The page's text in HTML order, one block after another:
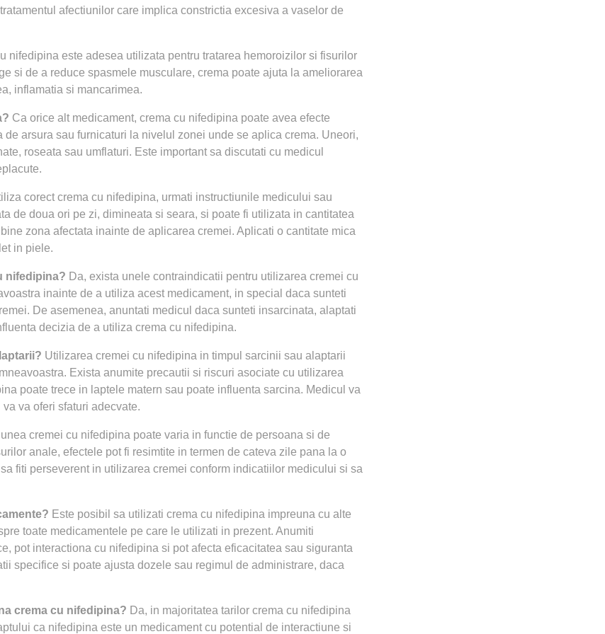
afectiunilor care implica constrictia excesiva a vaselor de
nifedipina este adesea utilizata pentru tratarea hemoroizilor si fisurilor
si de a reduce spasmele musculare, crema poate ajuta la ameliorarea
inflamatia si mancarimea.
Ca orice alt medicament, crema cu nifedipina poate avea efecte
arsura sau furnicaturi la nivelul zonei unde se aplica crema. Uneori,
roseata sau umflaturi. Este important sa discutati cu medicul
corect crema cu nifedipina, urmati instructiunile medicului sau
de doua ori pe zi, dimineata si seara, si poate fi utilizata in cantitatea
zona afectata inainte de aplicarea cremei. Aplicati o cantitate mica
in piele.
nifedipina? Da, exista unele contraindicatii pentru utilizarea cremei cu
inainte de a utiliza acest medicament, in special daca sunteti
De asemenea, anuntati medicul daca sunteti insarcinata, alaptati
decizia de a utiliza crema cu nifedipina.
Utilizarea cremei cu nifedipina in timpul sarcinii sau alaptarii
Exista anumite precautii si riscuri asociate cu utilizarea
poate trece in laptele matern sau poate influenta sarcina. Medicul va
va oferi sfaturi adecvate.
cremei cu nifedipina poate varia in functie de persoana si de
anale, efectele pot fi resimtite in termen de cateva zile pana la o
fiti perseverent in utilizarea cremei conform indicatiilor medicului si sa
Este posibil sa utilizati crema cu nifedipina impreuna cu alte
toate medicamentele pe care le utilizati in prezent. Anumiti
pot interactiona cu nifedipina si pot afecta eficacitatea sau siguranta
specifice si poate ajusta dozele sau regimul de administrare, daca
crema cu nifedipina? Da, in majoritatea tarilor crema cu nifedipina
ca nifedipina este un medicament cu potential de interactiune si